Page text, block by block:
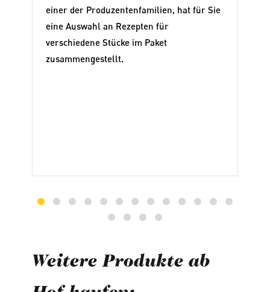
einer der Produzentenfamilien, hat für Sie
eine Auswahl an Rezepten für
verschiedene Stücke im Paket
zusammengestellt.
Weitere Produkte ab